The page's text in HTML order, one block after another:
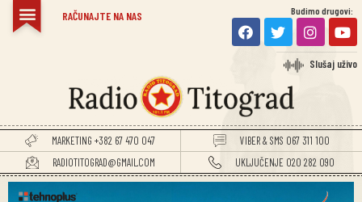
RAČUNAJTE NA NAS Budimo drugovi:
Slušaj uživo
MARKETING +382 67 470 047
VIBER & SMS 067 311 100
RADIOTITOGRAD@GMAIL.COM
UKLJUČENJE 020 282 090